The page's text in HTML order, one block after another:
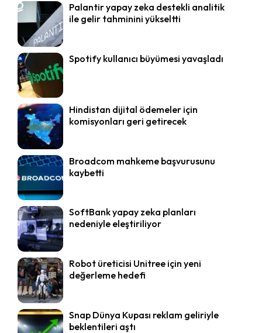
Palantir yapay zeka destekli analitik
ile gelir tahminini yükseltti
Spotify kullanıcı büyümesi yavaşladı
Hindistan dijital ödemeler için
komisyonları geri getirecek
Broadcom mahkeme başvurusunu
kaybetti
SoftBank yapay zeka planları
nedeniyle eleştiriliyor
Robot üreticisi Unitree için yeni
değerleme hedefi
Snap Dünya Kupası reklam geliriyle
beklentileri aştı